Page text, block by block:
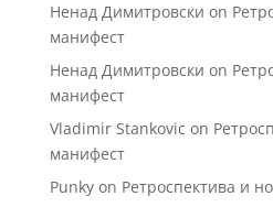
Ненад Димитровски on
манифест
Ненад Димитровски on
манифест
Vladimir Stankovic on
манифест
Punkyon Ретроспектива и